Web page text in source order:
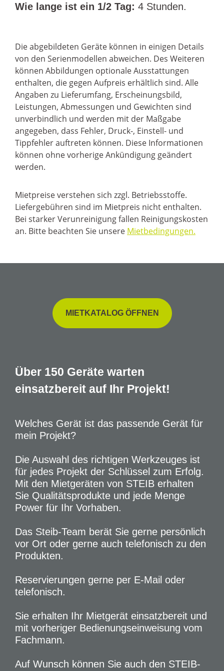
Wie lange ist ein 1/2 Tag: 4 Stunden.
Die abgebildeten Geräte können in einigen Details
von den Serienmodellen abweichen. Des Weiteren
können Abbildungen optionale Ausstattungen
enthalten, die gegen Aufpreis erhältlich sind. Alle
Angaben zu Lieferumfang, Erscheinungsbild,
Leistungen, Abmessungen und Gewichten sind
unverbindlich und werden mit der Maßgabe
angegeben, dass Fehler, Druck-, Einstell- und
Tippfehler auftreten können. Diese Informationen
können ohne vorherige Ankündigung geändert
werden.
Mietpreise verstehen sich zzgl. Betriebsstoffe.
Liefergebühren sind im Mietpreis nicht enthalten.
Bei starker Verunreinigung fallen Reinigungskosten
an. Bitte beachten Sie unsere Mietbedingungen.
MIETKATALOG ÖFFNEN
Über 150 Geräte warten
einsatzbereit auf Ihr Projekt!
Welches Gerät ist das passende Gerät für
mein Projekt?
Die Auswahl des richtigen Werkzeuges ist
für jedes Projekt der Schlüssel zum Erfolg.
Mit den Mietgeräten von STEIB erhalten
Sie Qualitätsprodukte und jede Menge
Power für Ihr Vorhaben.
Das Steib-Team berät Sie gerne persönlich
vor Ort oder gerne auch telefonisch zu den
Produkten.
Reservierungen gerne per E-Mail oder
telefonisch.
Sie erhalten Ihr Mietgerät einsatzbereit und
mit vorheriger Bedienungseinweisung vom
Fachmann.
Auf Wunsch können Sie auch den STEIB-